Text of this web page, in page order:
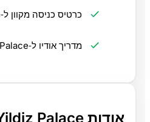
כרטיס כניסה מקוון ל‑Yildiz Palace
מדריך אודיו ל‑Yildiz Palace ול‑Yildiz Park
אודות Yildiz Palace